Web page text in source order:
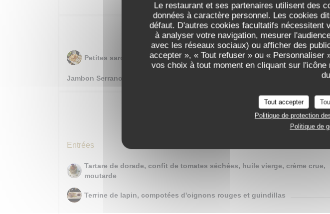
Le restaurant et ses partenaires utilisent des
données à caractère personnel. Les cookies
défaut. D'autres cookies facultatifs nécessitent
à analyser votre navigation, mesurer
avec les réseaux sociaux) ou afficher des
accepter », « Tout refuser » ou «
vos choix à tout moment en cliquant sur
Tout accepter
Politique de protection
Politique de
Pour patienter et à partager …
Petites sardines de Galice « LA GUILDIVE »
Jambon Serrano affiné 24 mois
Entrée + Plat + Dessert
Entrées
Tartare de dorade, confit de tomates séchées, huile vierge, crème crue,
moutarde
Terrine de lapin, compotées d'oignons rouges et guindillas